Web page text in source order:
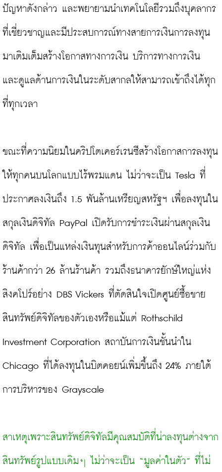
ปัญหาดังกล่าว และพยายามนำเทคโนโลยีรวมถึงบุคลากร
ที่เชี่ยวชาญและมีประสบการณ์ทางสายการเงินการลงทุน
มาเติมเต็มสร้างโอกาสทางการเงิน บริการทางการเงิน
และดูแลด้านการเงินในระดับสากลให้สามารถเข้าถึงได้ทุก
ที่ทุกเวลา
ขณะที่ความนิยมในคริปโตเคอร์เรนซีสร้างโอกาสการลงทุน
ให้ทุกคนบนโลกแบบไร้พรมแดน ไม่ว่าจะเป็น Tesla ที่
ประกาศลงเงินถึง 1.5 พันล้านเหรียญสหรัฐฯ เพื่อลงทุนใน
สกุลเงินดิจิทัล PayPal เปิดรับการชำระเงินผ่านสกุลเงิน
ดิจิทัล เพื่อเป็นแหล่งเงินทุนสำหรับการค้าออนไลน์ร่วมกับ
ร้านค้ากว่า 26 ล้านร้านค้า รวมถึงธนาคารยักษ์ใหญ่แห่ง
สิงคโปร์อย่าง DBS Vickers ที่ตัดสินใจเปิดศูนย์ซื้อขาย
สินทรัพย์ดิจิทัลของตัวเองหรือแม้แต่ Rothschild
Investment Corporation สถาบันการเงินชั้นนำใน
Chicago ที่ได้ลงทุนในบิตคอยน์เพิ่มขึ้นถึง 24% ภายใต้
การบริหารของ Grayscale
สาเหตุเพราะสินทรัพย์ดิจิทัลมีคุณสมบัติที่น่าลงทุนต่างจาก
สินทรัพย์รูปแบบเดิมๆ ไม่ว่าจะเป็น “มูลค่าในตัว” ที่ไม่